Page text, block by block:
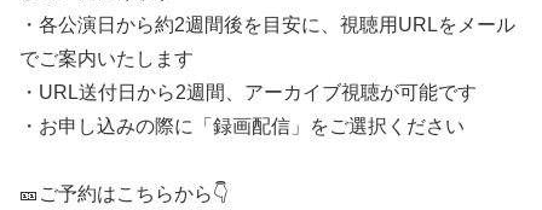
・各公演日から約2週間後を目安に、視聴用URLをメール
でご案内いたします
・URL送付日から2週間、アーカイブ視聴が可能です
・お申し込みの際に「録画配信」をご選択ください
🎫ご予約はこちらから👇